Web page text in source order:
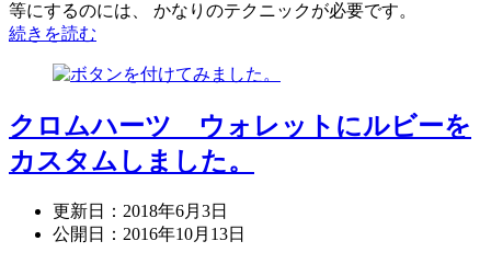
等にするのには、 かなりのテクニックが必要です。
続きを読む
クロムハーツ ウォレットにルビーを
カスタムしました。
更新日： 2018年6月3日
公開日： 2016年10月13日